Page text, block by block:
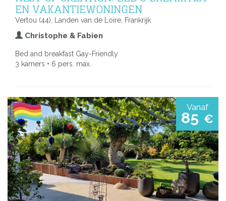
EN VAKANTIEWONINGEN
Vertou (44), Landen van de Loire, Frankrijk
Christophe & Fabien
Bed and breakfast Gay-Friendly
3 kamers • 6 pers. max.
Vanaf
85 €